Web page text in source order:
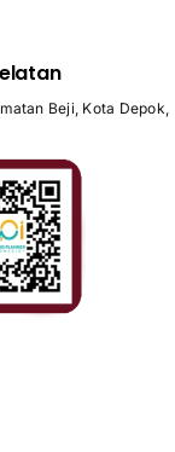
Beji, Kota Depok,